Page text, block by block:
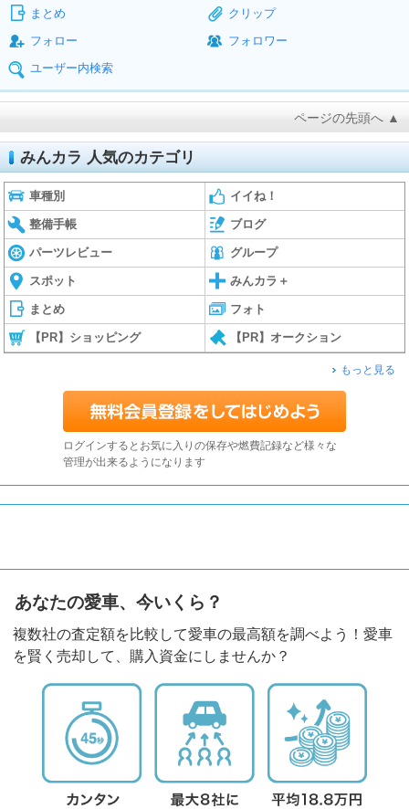
まとめ
クリップ
フォロー
フォロワー
ユーザー内検索
ページの先頭へ ▲
みんカラ 人気のカテゴリ
車種別 イイね！
整備手帳 ブログ
パーツレビュー グループ
スポット みんカラ＋
まとめ フォト
【PR】ショッピング 【PR】オークション
もっと見る
ログインするとお気に入りの保存や燃費記録など様々な
管理が出来るようになります
あなたの愛車、今いくら？
複数社の査定額を比較して愛車の最高額を調べよう！愛車
を賢く売却して、購入資金にしませんか？